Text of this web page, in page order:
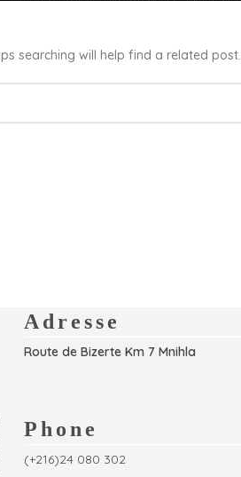
searching will help find a related post.
Adresse
Route de Bizerte Km 7 Mnihla
Phone
(+216)24 080 302